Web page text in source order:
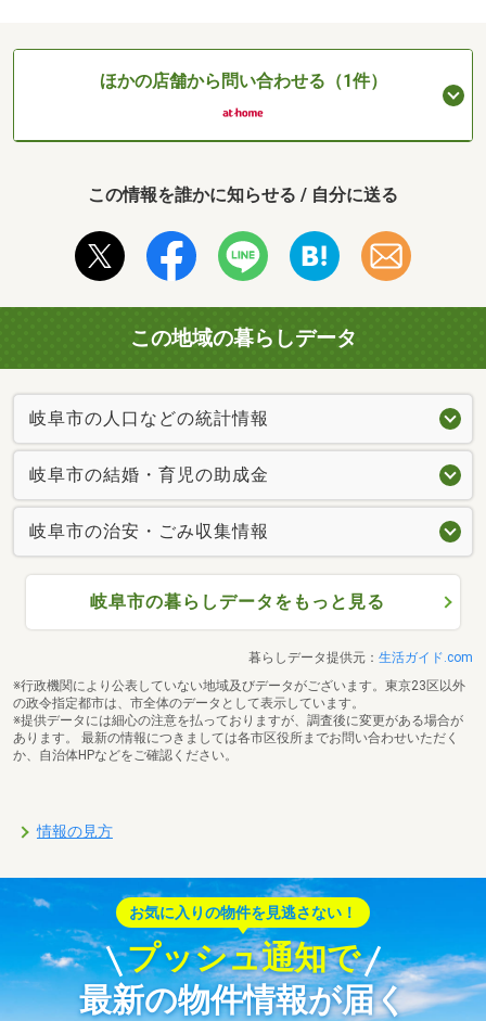
ほかの店舗から問い合わせる（1件）
この情報を誰かに知らせる / 自分に送る
この地域の暮らしデータ
岐阜市の人口などの統計情報
岐阜市の結婚・育児の助成金
岐阜市の治安・ごみ収集情報
岐阜市の暮らしデータをもっと見る
暮らしデータ提供元： 生活ガイド.com
※行政機関により公表していない地域及びデータがございます。東京23区以外
の政令指定都市は、市全体のデータとして表示しています。
※提供データには細心の注意を払っておりますが、調査後に変更がある場合が
あります。 最新の情報につきましては各市区役所までお問い合わせいただく
か、自治体HPなどをご確認ください。
情報の見方
お気に入りの物件を見逃さない！
プッシュ通知で
最新の物件情報が届く